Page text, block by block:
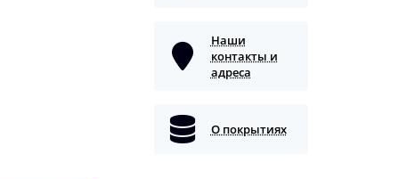
Наши
контакты и
адреса
О покрытиях